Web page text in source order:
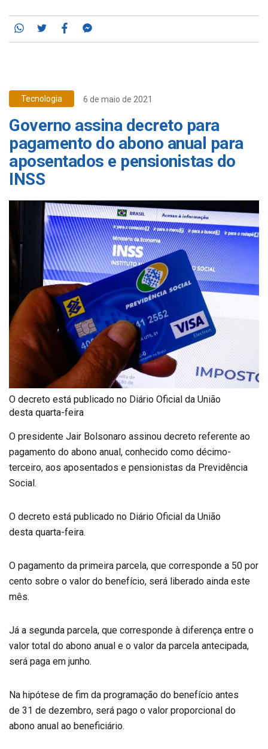
Whatsapp
TwitterFacebook
Tecnologia 6 de maio de 2021
Governo assina decreto para
pagamento do abono anual para
aposentados e pensionistas do
INSS
O decreto está publicado no Diário Oficial da União
desta quarta-feira
O presidente Jair Bolsonaro assinou decreto referente ao
pagamento do abono anual, conhecido como décimo-
terceiro, aos aposentados e pensionistas da Previdência
Social.
O decreto está publicado no Diário Oficial da União
desta quarta-feira.
O pagamento da primeira parcela, que corresponde a 50 por
cento sobre o valor do benefício, será liberado ainda este
mês.
Já a segunda parcela, que corresponde à diferença entre o
valor total do abono anual e o valor da parcela antecipada,
será paga em junho.
Na hipótese de fim da programação do benefício antes
de 31 de dezembro, será pago o valor proporcional do
abono anual ao beneficiário.